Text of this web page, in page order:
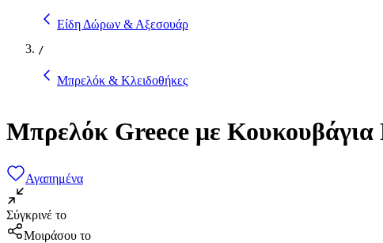
Είδη Δώρων & Αξεσουάρ
/
Μπρελόκ & Κλειδοθήκες
Μπρελόκ Greece με
Αγαπημένα
Σύγκρινέ το
Μοιράσου το